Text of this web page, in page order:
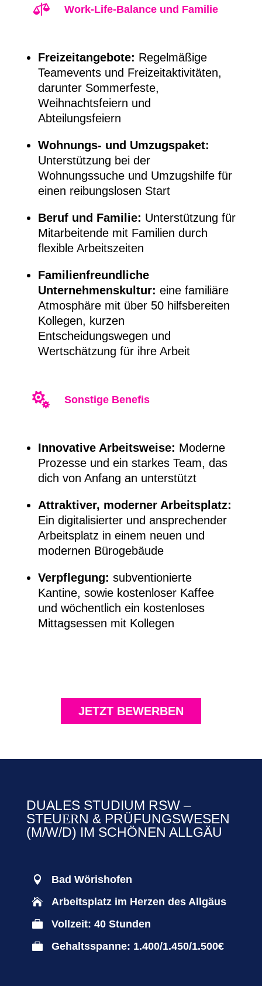
 Work-Life-Balance und Familie
Freizeitangebote: Regelmäßige
Teamevents und Freizeitaktivitäten,
darunter Sommerfeste,
Weihnachtsfeiern und
Abteilungsfeiern
Wohnungs- und Umzugspaket:
Unterstützung bei der
Wohnungssuche und Umzugshilfe für
einen reibungslosen Start
Beruf und Familie: Unterstützung für
Mitarbeitende mit Familien durch
flexible Arbeitszeiten
Familienfreundliche
Unternehmenskultur: eine familiäre
Atmosphäre mit über 50 hilfsbereiten
Kollegen, kurzen
Entscheidungswegen und
Wertschätzung für ihre Arbeit
 Sonstige Benefis
Innovative Arbeitsweise: Moderne
Prozesse und ein starkes Team, das
dich von Anfang an unterstützt
Attraktiver, moderner Arbeitsplatz:
Ein digitalisierter und ansprechender
Arbeitsplatz in einem neuen und
modernen Bürogebäude
Verpflegung: subventionierte
Kantine, sowie kostenloser Kaffee
und wöchentlich ein kostenloses
Mittagsessen mit Kollegen
JETZT BEWERBEN
DUALES STUDIUM RSW –
STEUERN & PRÜFUNGSWESEN
(M/W/D) IM SCHÖNEN ALLGÄU
 Bad Wörishofen
 Arbeitsplatz im Herzen des Allgäus
 Vollzeit: 40 Stunden
 Gehaltsspanne: 1.400/1.450/1.500€